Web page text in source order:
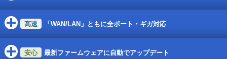
「WAN/LAN」ともに全ポート・ギガ対応
最新ファームウェアに自動でアップデート